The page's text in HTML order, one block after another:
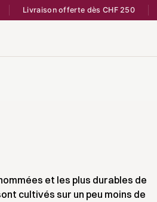
Livraison offerte dès CHF 250
et les plus durables de
cultivés sur un peu moins de